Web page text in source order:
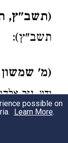
(תשב"ץ,
תשב"ץ):
(מ' שמשון
ידין, נזר
שמש):
possible on
Learn More.